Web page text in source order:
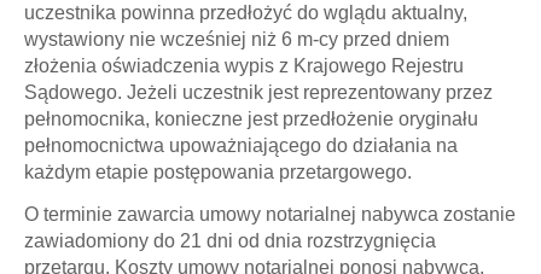
uczestnika powinna przedłożyć do wglądu aktualny,
wystawiony nie wcześniej niż 6 m-cy przed dniem
złożenia oświadczenia wypis z Krajowego Rejestru
Sądowego. Jeżeli uczestnik jest reprezentowany przez
pełnomocnika, konieczne jest przedłożenie oryginału
pełnomocnictwa upoważniającego do działania na
każdym etapie postępowania przetargowego.
O terminie zawarcia umowy notarialnej nabywca zostanie
zawiadomiony do 21 dni od dnia rozstrzygnięcia
przetargu. Koszty umowy notarialnej ponosi nabywca.